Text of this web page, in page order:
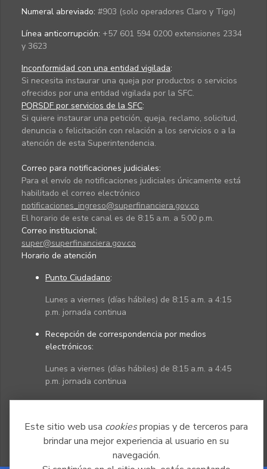
Este sitio web usa cookiespropias y de terceros para
brindar una mejor experiencia al usuario en su
navegación.
Numeral abreviado: #903 (solo operadores Claro y Tigo)
Línea anticorrupción: +57 601 594 0200 extensiones 2334
y 3623
Inconformidad con una entidad vigilada:
Si necesita instaurar una queja por productos o servicios
ofrecidos por una entidad vigilada por la SFC.
PQRSDF por servicios de la SFC:
Si quiere instaurar una petición, queja, reclamo, solicitud,
denuncia o felicitación con relación a los servicios o a la
atención de esta Superintendencia.
Correo para notificaciones judiciales:
Para el envío de notificaciones judiciales únicamente está
habilitado el correo electrónico
notificaciones_ingreso@superfinanciera.gov.co
El horario de este canal es de 8:15 a.m. a 5:00 p.m.
Correo institucional:
super@superfinanciera.gov.co
Horario de atención
Punto Ciudadano:
Lunes a viernes (días hábiles) de 8:15 a.m. a 4:15
p.m. jornada continua
Recepción de correspondencia por medios
electrónicos:
Lunes a viernes (días hábiles) de 8:15 a.m. a 4:45
p.m. jornada continua